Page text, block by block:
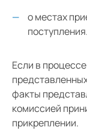
о местах
поступления.
Если в
факты
комиссией
прикреплении.